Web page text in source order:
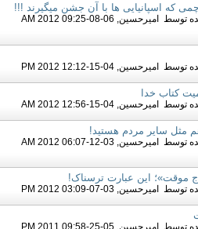
که اسپانیایی ها با آن جشن میگیرند !!!
توسط امیرحسین, 06-08-2012 09:25 AM
توسط امیرحسین
کتاب خدا
توسط امیرحسین
مثل سایر مردم هستید!
توسط امیرحسین
موقت»؛ این عبارت ترسناک!
توسط امیرحسین, 03-07-2012 03:09 PM
توسط امیرحسین, 05-25-2011 09:58 PM